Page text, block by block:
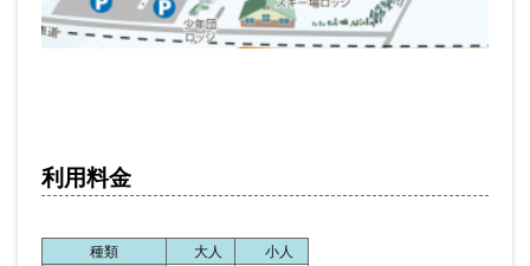
利用料金
種類 大人 小人